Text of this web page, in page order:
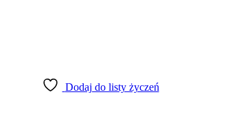
Dodaj do listy życzeń